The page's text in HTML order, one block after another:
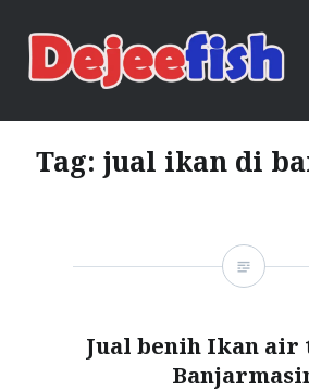
content
DEJEEFISH |
IKAN BERKUALITAS
Tag: jual ikan di
Jual benih Ikan air